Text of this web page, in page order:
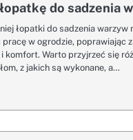
do sadzenia
łopatki do sadzenia warzyw
pracę w ogrodzie, poprawiając
komfort. Warto przyjrzeć się
z jakich są wykonane, a…